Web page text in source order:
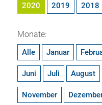
2020 2019 2018
Monate:
Alle Januar
Juni Juli August
November